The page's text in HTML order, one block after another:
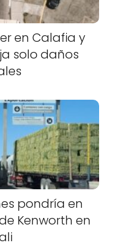
en Calafia y
solo daños
pondría en
Kenworth en